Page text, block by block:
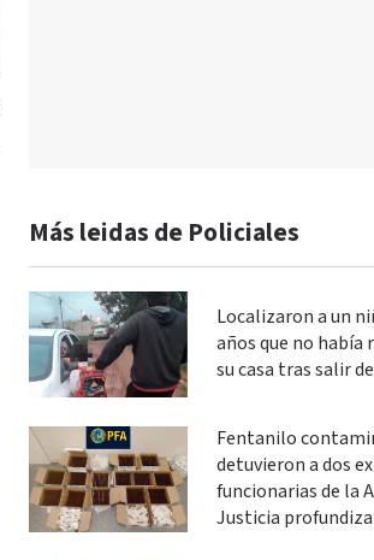
Más leidas de Policiales
Localizaron a un
años que no había
su casa tras salir
Fentanilo
detuvieron a dos ex
funcionarias de la
Justicia